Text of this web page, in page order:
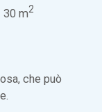
30 m2
che può